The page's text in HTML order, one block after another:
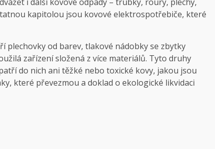
i další kovové odpady – trubky, roury, plechy,
kapitolou jsou kovové elektrospotřebiče, které
od barev, tlakové nádobky se zbytky
zařízení složená z více materiálů. Tyto druhy
do nich ani těžké nebo toxické kovy, jakou jsou
které převezmou a doklad o ekologické likvidaci